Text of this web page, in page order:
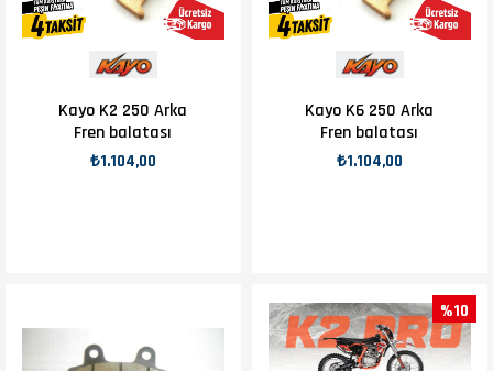
Kayo K2 250 Arka
Fren balatası
₺1.104,00
Kayo K6 250 Arka
Fren balatası
₺1.104,00
%10